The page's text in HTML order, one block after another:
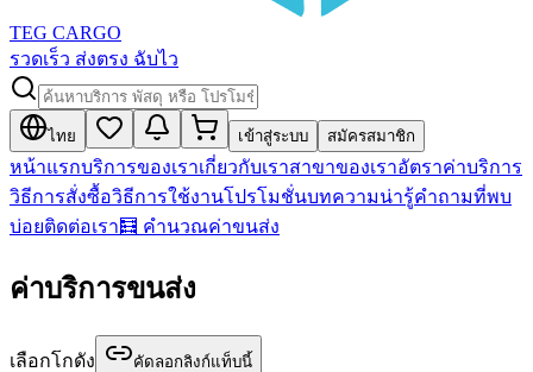
TEG CARGO
รวดเร็ว ส่งตรง ฉับไว
ไทย เข้าสู่ระบบ สมัครสมาชิก
หน้าแรกบริการของเราเกี่ยวกับเราสาขาของเราอัตราค่าบริการ
วิธีการสั่งซื้อวิธีการใช้งานโปรโมชั่นบทความน่ารู้คำถามที่พบ
บ่อยติดต่อเรา🧮 คำนวณค่าขนส่ง
ค่าบริการขนส่ง
เลือกโกดัง คัดลอกลิงก์แท็บนี้